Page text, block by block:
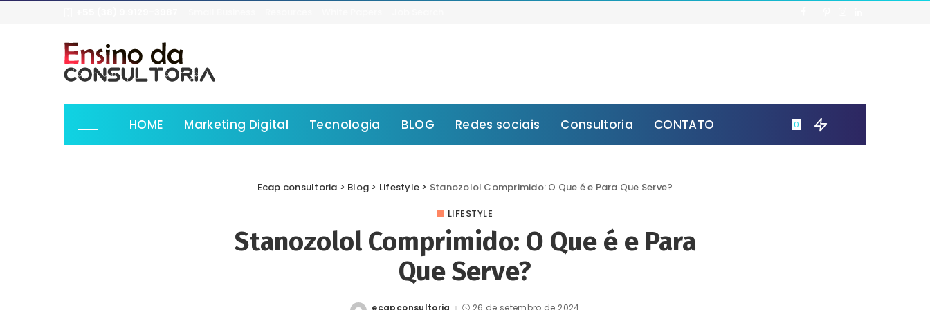
HOME Marketing Digital Tecnologia BLOG Redes sociais Consultoria CONTATO 0
Ecap consultoria > Blog > Lifestyle > Stanozolol Comprimido: O Que é e Para Que Serve?
LIFESTYLE
Stanozolol Comprimido: O Que é e Para
Que Serve?
ecapconsultoria 26 de setembro de 2024